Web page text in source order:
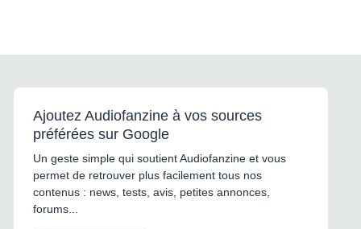
Ajoutez Audiofanzine à vos sources
préférées sur Google
Un geste simple qui soutient Audiofanzine et vous
permet de retrouver plus facilement tous nos
contenus : news, tests, avis, petites annonces,
forums...